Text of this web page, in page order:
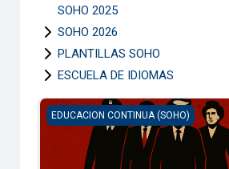
SOHO 2025
SOHO 2026
PLANTILLAS SOHO
ESCUELA DE IDIOMAS
Las nuevas caras del fascismo:
EDUCACION CONTINUA (SOHO)